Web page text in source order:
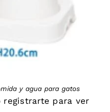
y agua para gatos
registrarte para ver